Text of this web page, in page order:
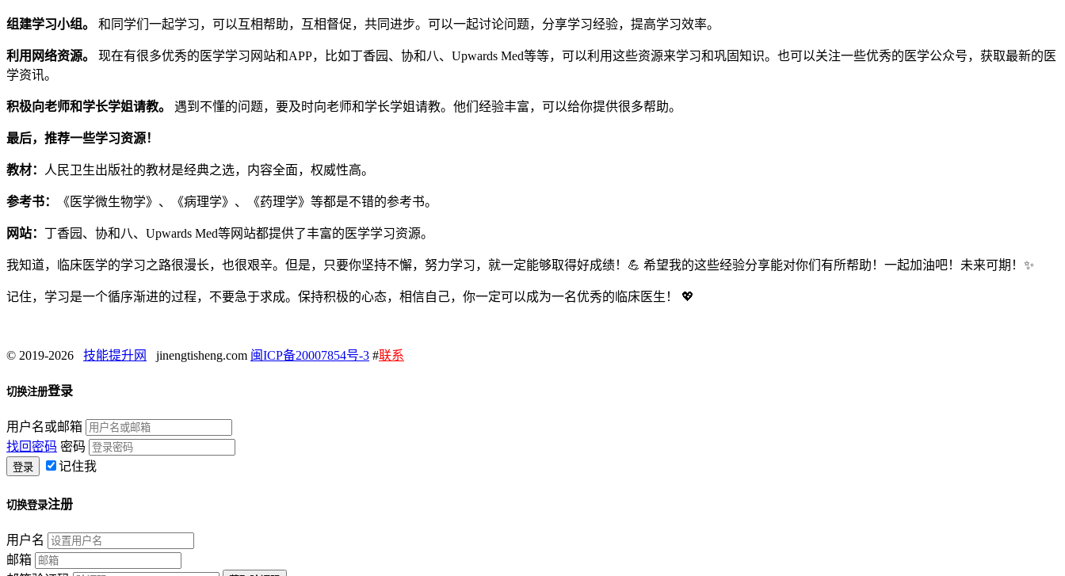
组建学习小组。 和同学们一起学习，可以互相帮助，互相督促，共同进步。可以一起讨论问题，分享学习经验，提高学习效率。
利用网络资源。
现在有很多优秀的医学学习网站和APP，比如丁香园、协和八、Upwards Med等等，可以利用这些资源来学习和巩固知识。也可以关注一些优秀的医学公众号，获取最新的医
学资讯。
积极向老师和学长学姐请教。 遇到不懂的问题，要及时向老师和学长学姐请教。他们经验丰富，可以给你提供很多帮助。
最后，推荐一些学习资源！
教材： 人民卫生出版社的教材是经典之选，内容全面，权威性高。
参考书： 《医学微生物学》、《病理学》、《药理学》等都是不错的参考书。
网站： 丁香园、协和八、Upwards Med等网站都提供了丰富的医学学习资源。
我知道，临床医学的学习之路很漫长，也很艰辛。但是，只要你坚持不懈，努力学习，就一定能够取得好成绩！💪 希望我的这些经验分享能对你们有所帮助！一起加油吧！未来可期！✨
记住，学习是一个循序渐进的过程，不要急于求成。保持积极的心态，相信自己，你一定可以成为一名优秀的临床医生！ 💖
© 2019-2026 技能提升网 jinengtisheng.com 闽ICP备20007854号-3 #联系
切换注册登录
用户名或邮箱
找回密码 密码
记住我
切换登录注册
用户名
邮箱